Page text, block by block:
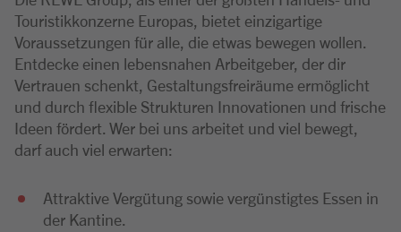
Touristikkonzerne Europas, bietet einzigartige
Voraussetzungen für alle, die etwas bewegen wollen.
Entdecke einen lebensnahen Arbeitgeber, der dir
Vertrauen schenkt, Gestaltungsfreiräume ermöglicht
und durch flexible Strukturen Innovationen und frische
Ideen fördert. Wer bei uns arbeitet und viel bewegt,
darf auch viel erwarten:
Attraktive Vergütung sowie vergünstigtes Essen in
der Kantine.